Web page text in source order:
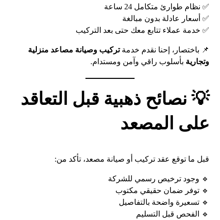
✅ نظام طوارئ متكامل 24 ساعة
✅ أسعار عادلة بدون مبالغة
✅ خدمة عملاء تتابع معك حتى بعد التركيب
📌 باختصار، إحنا نقدم خدمةتركيب وصيانة مصاعد منزلية
وتجارية بأسلوب راقي وآمن ومستدام.
💡 نصائح ذهبية قبل التعاقد
على المصعد
قبل ما توقع عقد تركيب أو صيانة مصعد، تأكد من:
🔹 وجود ترخيص رسمي للشركة
🔹 توفر ضمان حقيقي مكتوب
🔹 تسعيرة واضحة بالتفاصيل
🔹 الفحص قبل التسليم